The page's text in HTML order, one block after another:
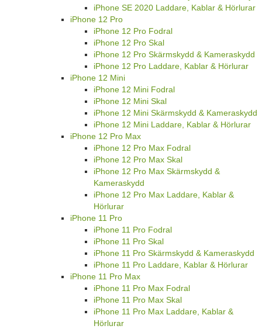
iPhone SE 2020 Laddare, Kablar & Hörlurar
iPhone 12 Pro
iPhone 12 Pro Fodral
iPhone 12 Pro Skal
iPhone 12 Pro Skärmskydd & Kameraskydd
iPhone 12 Pro Laddare, Kablar & Hörlurar
iPhone 12 Mini
iPhone 12 Mini Fodral
iPhone 12 Mini Skal
iPhone 12 Mini Skärmskydd & Kameraskydd
iPhone 12 Mini Laddare, Kablar & Hörlurar
iPhone 12 Pro Max
iPhone 12 Pro Max Fodral
iPhone 12 Pro Max Skal
iPhone 12 Pro Max Skärmskydd &
Kameraskydd
iPhone 12 Pro Max Laddare, Kablar &
Hörlurar
iPhone 11 Pro
iPhone 11 Pro Fodral
iPhone 11 Pro Skal
iPhone 11 Pro Skärmskydd & Kameraskydd
iPhone 11 Pro Laddare, Kablar & Hörlurar
iPhone 11 Pro Max
iPhone 11 Pro Max Fodral
iPhone 11 Pro Max Skal
iPhone 11 Pro Max Laddare, Kablar &
Hörlurar